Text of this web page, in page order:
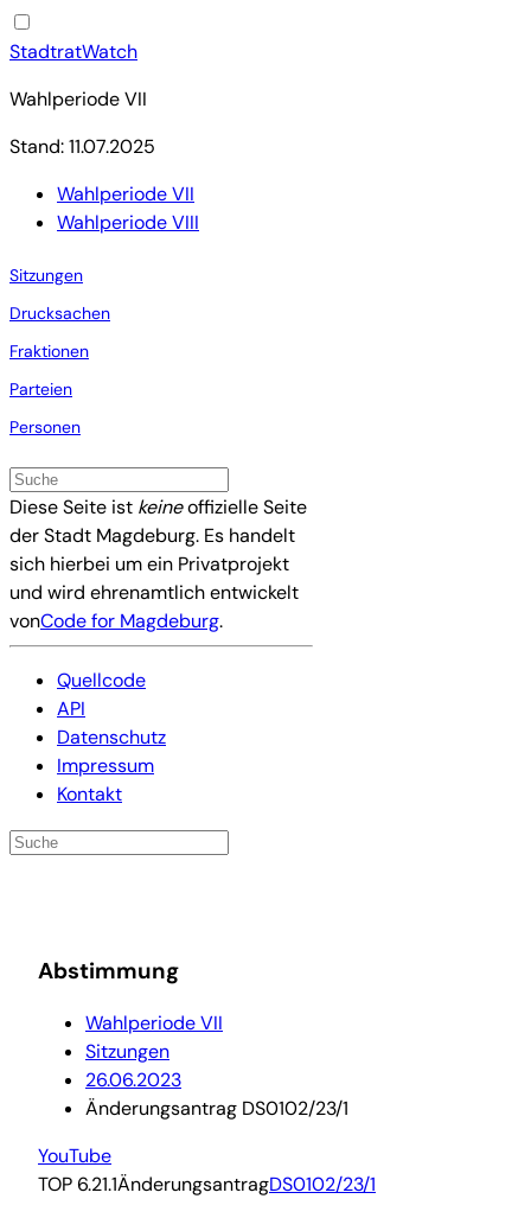
StadtratWatch
Wahlperiode VII
Stand: 11.07.2025
Wahlperiode VII
Wahlperiode VIII
Sitzungen
Drucksachen
Fraktionen
Parteien
Personen
Diese Seite ist keineoffizielle Seite
der Stadt Magdeburg. Es handelt
sich hierbei um ein Privatprojekt
und wird ehrenamtlich entwickelt
vonCode for Magdeburg.
Quellcode
API
Datenschutz
Impressum
Kontakt
Abstimmung
Wahlperiode VII
Sitzungen
26.06.2023
Änderungsantrag DS0102/23/1
YouTube
TOP 6.21.1ÄnderungsantragDS0102/23/1